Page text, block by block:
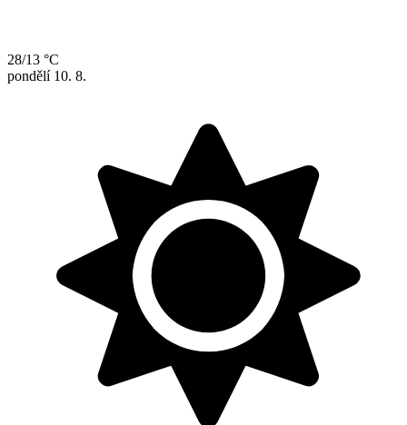
28/13 °C
pondělí 10. 8.